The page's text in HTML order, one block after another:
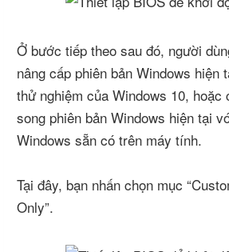
Ở bước tiếp theo sau đó, người
nâng cấp phiên bản Windows hiện
thử nghiệm của Windows 10, hoặc
song phiên bản Windows hiện tại
Windows sẵn có trên máy tính.
Tại đây, bạn nhấn chọn mục
Only”.